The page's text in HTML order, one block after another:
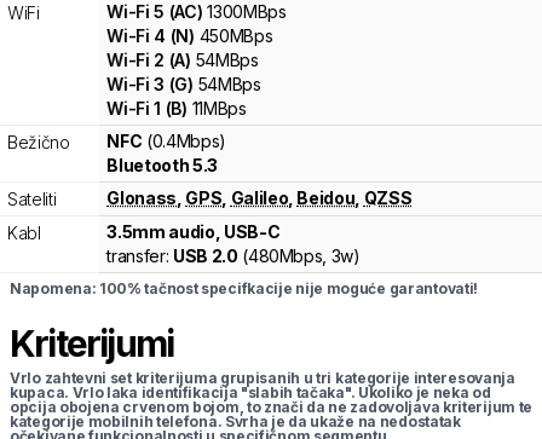
WiFi
Wi-Fi5 (AC) 1300MBps
Wi-Fi 4 (N) 450MBps
Wi-Fi 2 (A) 54MBps
Wi-Fi3 (G) 54MBps
Wi-Fi1 (B) 11MBps
Bežično
NFC (0.4Mbps)
Bluetooth 5.3
Sateliti
Glonass GPS Galileo Beidou QZSS
Kabl
3.5mm audio, USB-C
transfer: USB 2.0 (480Mbps, 3w)
Napomena: 100% tačnost specifkacije nije moguće garantovati!
Kriterijumi
Vrlo zahtevni set kriterijuma grupisanih u tri kategorije interesovanja
kupaca. Vrlo laka identifikacija "slabih tačaka". Ukoliko je neka od
opcija obojena crvenom bojom, to znači da ne zadovoljava kriterijum te
kategorije mobilnih telefona. Svrha je da ukaže na nedostatak